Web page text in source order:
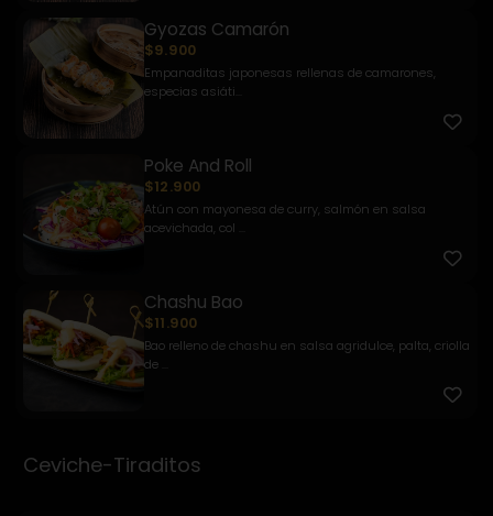
Gyozas Camarón
$9.900
Empanaditas japonesas rellenas de camarones,
especias asiáti...
Poke And Roll
$12.900
Atún con mayonesa de curry, salmón en salsa
acevichada, col ...
Chashu Bao
$11.900
Bao relleno de chashu en salsa agridulce, palta, criolla
de ...
Ceviche-Tiraditos